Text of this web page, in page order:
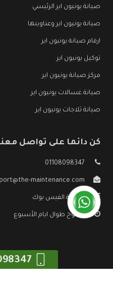
صيانة يونيون اير الرئيسي
صيانة يونيون اير وعناوينها
ارقام صيانة يونيون اير
توكيل يونيون اير
مركز صيانة يونيون اير
صيانة غسالات يونيون اير
صيانة ثلاجات يونيون اير
كن دائما على تواصل
01108098347
maintenance.com
صفحة الفيس بوك
مفتوح طوال ايام الأسبوع